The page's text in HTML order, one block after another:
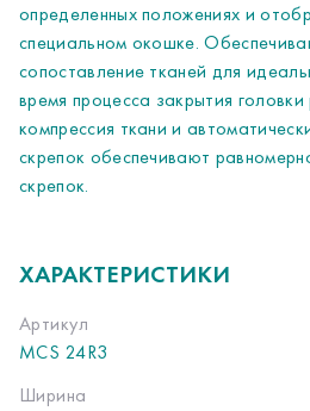
определенных положениях и
специальном окошке.
сопоставление тканей для
время процесса закрытия головки
компрессия ткани и
скрепок обеспечивают
скрепок.
ХАРАКТЕРИСТИКИ
Артикул
MCS 24R3
Ширина